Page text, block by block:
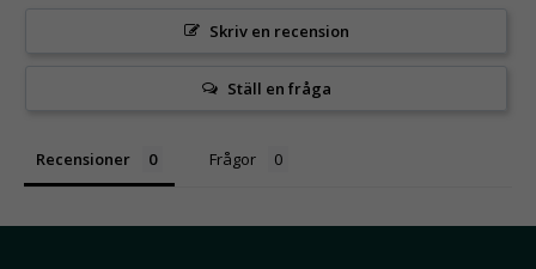
Skriv en recension
Ställ en fråga
Recensioner Frågor